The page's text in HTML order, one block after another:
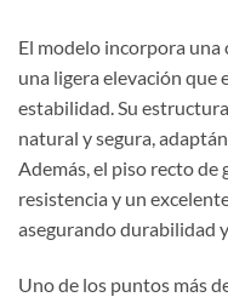
El modelo incorpora una
una ligera elevación que
estabilidad. Su
natural y segura,
Además, el piso recto de
resistencia y un
asegurando durabilidad
Uno de los puntos más